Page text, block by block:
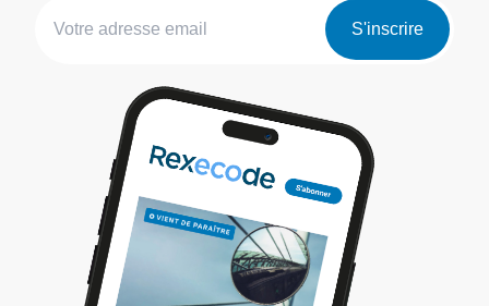
S'inscrire